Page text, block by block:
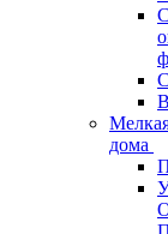
дома